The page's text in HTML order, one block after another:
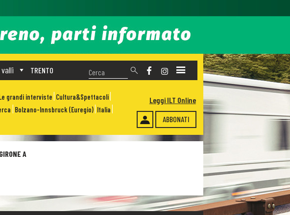
TRENTO
grandi interviste Cultura&Spettacoli
Bolzano-Innsbruck (Euregio) Italia
ABBONATI
Leggi ILT Online
A